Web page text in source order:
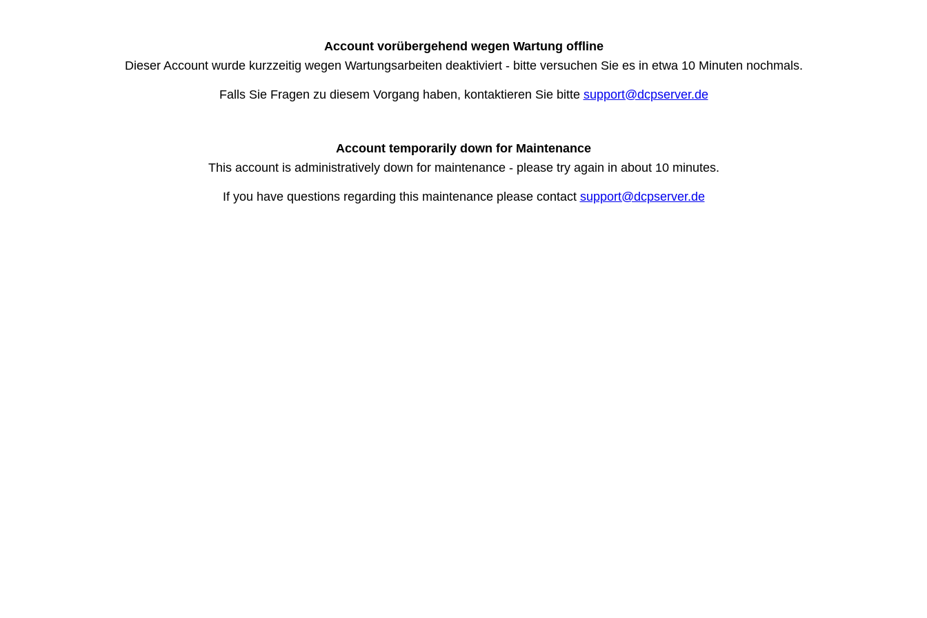
Account vorübergehend wegen Wartung offline
Dieser Account wurde kurzzeitig wegen Wartungsarbeiten deaktiviert - bitte versuchen Sie es in etwa 10 Minuten nochmals.
Falls Sie Fragen zu diesem Vorgang haben, kontaktieren Sie bitte support@dcpserver.de
Account temporarily down for Maintenance
This account is administratively down for maintenance - please try again in about 10 minutes.
If you have questions regarding this maintenance please contact support@dcpserver.de